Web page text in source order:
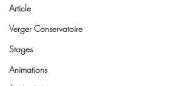
Article
Verger Conservatoire
Stages
Animations